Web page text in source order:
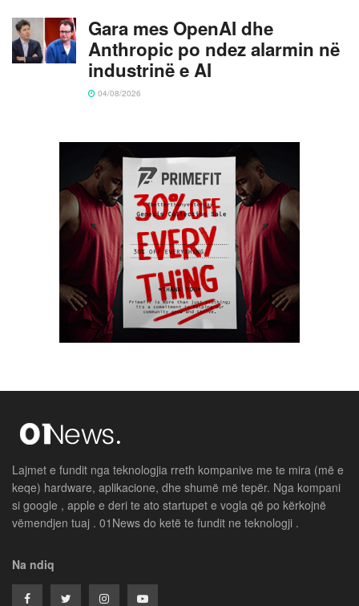
Gara mes OpenAI dhe
Anthropic po ndez alarmin në
industrinë e AI
04/08/2026
Lajmet e fundit nga teknologjia rreth kompanive me te mira (më e
keqe) hardware, aplikacione, dhe shumë më tepër. Nga kompani
si google , apple e deri te ato startupet e vogla që po kërkojnë
vëmendjen tuaj . 01News do ketë te fundit ne teknologji .
Na ndiq